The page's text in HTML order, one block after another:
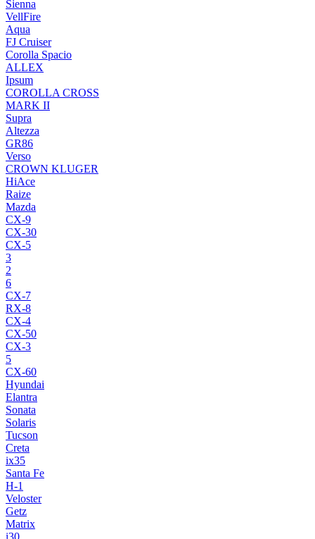
Sienna
VellFire
Aqua
FJ Cruiser
Corolla Spacio
ALLEX
Ipsum
COROLLA CROSS
MARK II
Supra
Altezza
GR86
Verso
CROWN KLUGER
HiAce
Raize
Mazda
CX-9
CX-30
CX-5
3
2
6
CX-7
RX-8
CX-4
CX-50
CX-3
5
CX-60
Hyundai
Elantra
Sonata
Solaris
Tucson
Creta
ix35
Santa Fe
H-1
Veloster
Getz
Matrix
i30